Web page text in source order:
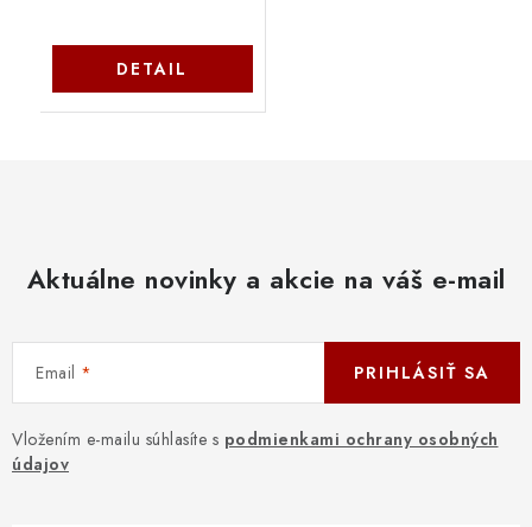
DETAIL
Aktuálne novinky a akcie na váš e-mail
Email
Vložením e-mailu súhlasíte s podmienkami ochrany osobných
údajov
PRIHLÁSIŤ SA